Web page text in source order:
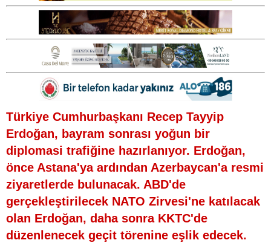
Türkiye Cumhurbaşkanı Recep Tayyip
Erdoğan, bayram sonrası yoğun bir
diplomasi trafiğine hazırlanıyor. Erdoğan,
önce Astana'ya ardından Azerbaycan'a resmi
ziyaretlerde bulunacak. ABD'de
gerçekleştirilecek NATO Zirvesi'ne katılacak
olan Erdoğan, daha sonra KKTC'de
düzenlenecek geçit törenine eşlik edecek.